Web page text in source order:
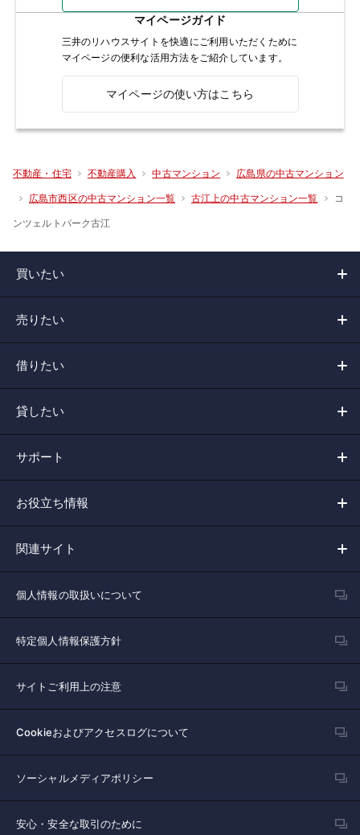
マイページガイド
三井のリハウスサイトを快適にご利用いただくために
マイページの便利な活用方法をご紹介しています。
マイページの使い方はこちら
不動産・住宅 不動産購入 中古マンション 広島県の中古マンション
広島市西区の中古マンション一覧 古江上の中古マンション一覧 コ
ンツェルトパーク古江
買いたい
売りたい
借りたい
貸したい
サポート
お役立ち情報
関連サイト
個人情報の取扱いについて
特定個人情報保護方針
サイトご利用上の注意
Cookieおよびアクセスログについて
ソーシャルメディアポリシー
安心・安全な取引のために